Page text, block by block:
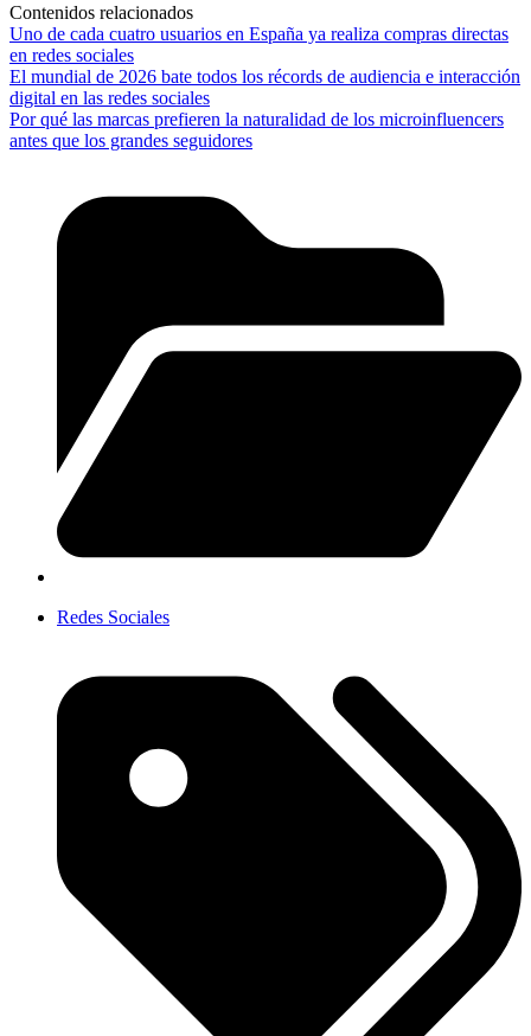
Contenidos relacionados
Uno de cada cuatro usuarios en España ya realiza compras directas
en redes sociales
El mundial de 2026 bate todos los récords de audiencia e interacción
digital en las redes sociales
Por qué las marcas prefieren la naturalidad de los microinfluencers
antes que los grandes seguidores
Redes Sociales